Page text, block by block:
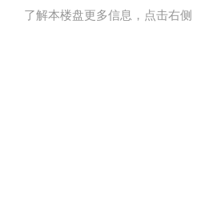
了解本楼盘更多信息，点击右侧